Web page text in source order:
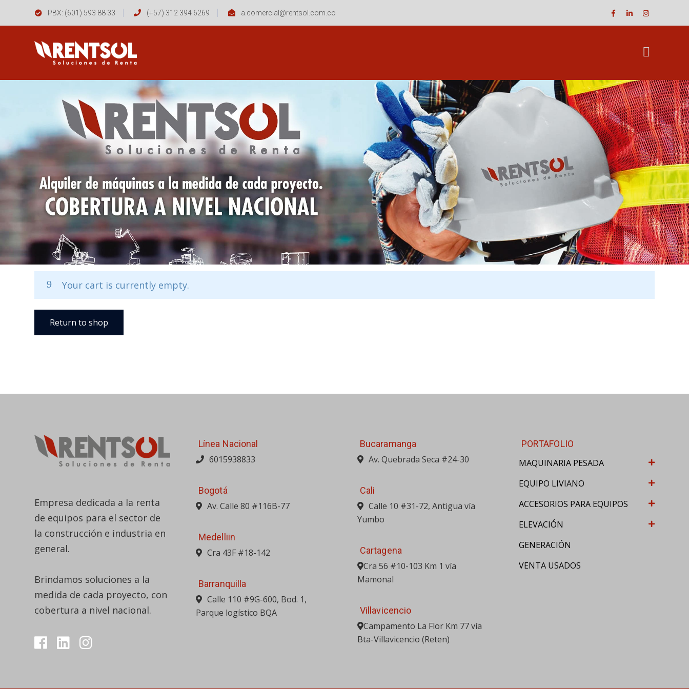
PBX: (601) 593 88 33 (+57) 312 394 6269 a.comercial@rentsol.com.co
Facebook
Profile
LinkedIn
Profile
Instagram
Profile
Your cart is currently empty.
Return to shop
Empresa dedicada a la renta
de equipos para el sector de
la construcción e industria en
general.
Brindamos soluciones a la
medida de cada proyecto, con
cobertura a nivel nacional.
Línea Nacional
6015938833
Bogotá
Av. Calle 80 #116B-77
Medelliin
Cra 43F #18-142
Barranquilla
Calle 110 #9G-600, Bod. 1,
Parque logístico BQA
Bucaramanga
Av. Quebrada Seca #24-30
Cali
Calle 10 #31-72, Antigua vía
Yumbo
Cartagena
Cra 56 #10-103 Km 1 vía
Mamonal
Villavicencio
Campamento La Flor Km 77 vía
Bta-Villavicencio (Reten)
PORTAFOLIO
MAQUINARIA PESADA
EQUIPO LIVIANO
ACCESORIOS PARA EQUIPOS
ELEVACIÓN
GENERACIÓN
VENTA USADOS